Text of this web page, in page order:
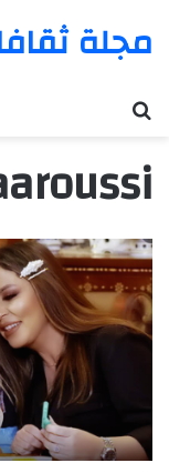
مجلة